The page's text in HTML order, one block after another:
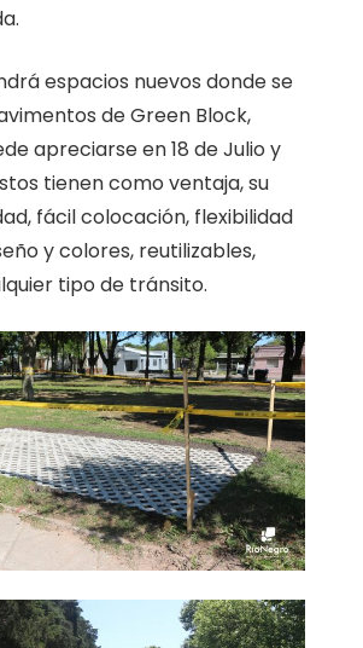
espacios nuevos donde se
de Green Block,
apreciarse en 18 de Julio y
tienen como ventaja, su
fácil colocación, flexibilidad
y colores, reutilizables,
tipo de tránsito.